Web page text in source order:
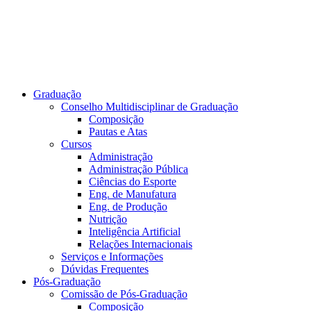
Graduação
Conselho Multidisciplinar de Graduação
Composição
Pautas e Atas
Cursos
Administração
Administração Pública
Ciências do Esporte
Eng. de Manufatura
Eng. de Produção
Nutrição
Inteligência Artificial
Relações Internacionais
Serviços e Informações
Dúvidas Frequentes
Pós-Graduação
Comissão de Pós-Graduação
Composição